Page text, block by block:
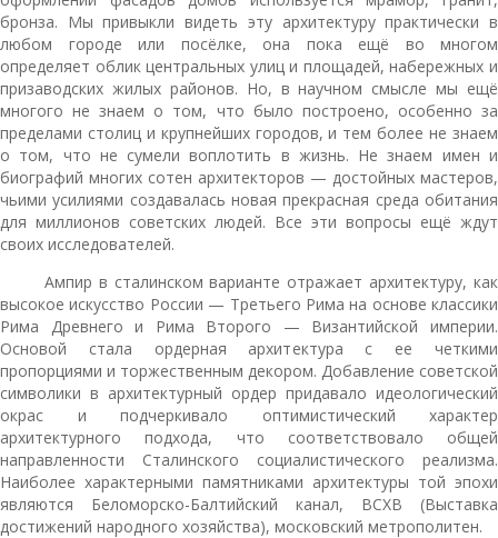
бронза. Мы привыкли видеть эту архитектуру практически в
любом городе или посёлке, она пока ещё во многом
определяет облик центральных улиц и площадей, набережных и
призаводских жилых районов. Но, в научном смысле мы ещё
многого не знаем о том, что было построено, особенно за
пределами столиц и крупнейших городов, и тем более не знаем
о том, что не сумели воплотить в жизнь. Не знаем имен и
биографий многих сотен архитекторов — достойных мастеров,
чьими усилиями создавалась новая прекрасная среда обитания
для миллионов советских людей. Все эти вопросы ещё ждут
своих исследователей.
Ампир в сталинском варианте отражает архитектуру, как
высокое искусство России — Третьего Рима на основе классики
Рима Древнего и Рима Второго — Византийской империи.
Основой стала ордерная архитектура с ее четкими
пропорциями и торжественным декором. Добавление советской
символики в архитектурный ордер придавало идеологический
окрас и подчеркивало оптимистический характер
архитектурного подхода, что соответствовало общей
направленности Сталинского социалистического реализма.
Наиболее характерными памятниками архитектуры той эпохи
являются Беломорско-Балтийский канал, ВСХВ (Выставка
достижений народного хозяйства), московский метрополитен.